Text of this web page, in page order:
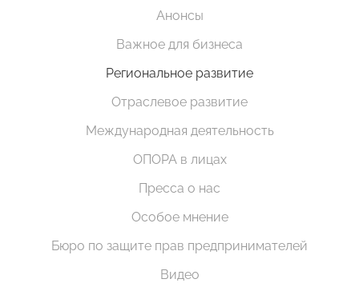
Анонсы
Важное для бизнеса
Региональное развитие
Отраслевое развитие
Международная деятельность
ОПОРА в лицах
Пресса о нас
Особое мнение
Бюро по защите прав предпринимателей
Видео